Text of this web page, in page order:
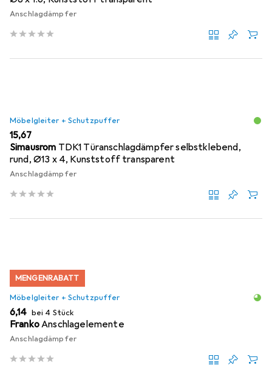
Anschlagdämpfer
Möbelgleiter + Schutzpuffer
EUR
15,67
Simausrom TDK1 Türanschlagdämpfer selbstklebend,
rund, Ø13 x 4, Kunststoff transparent
Anschlagdämpfer
MENGENRABATT
Möbelgleiter + Schutzpuffer
EUR
6,14 bei 4 Stück
FrankoAnschlagelemente
Anschlagdämpfer